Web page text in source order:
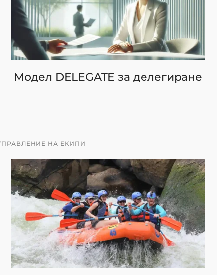
Модел DELEGATE за делегиране
НА ЕКИПИ